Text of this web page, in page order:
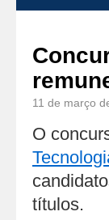
11 de março
O
títulos.